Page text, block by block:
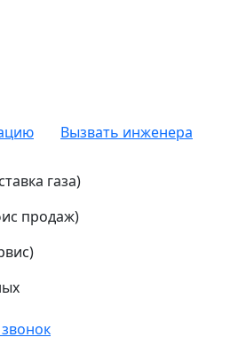
Вызвать инженера
газа)
продаж)